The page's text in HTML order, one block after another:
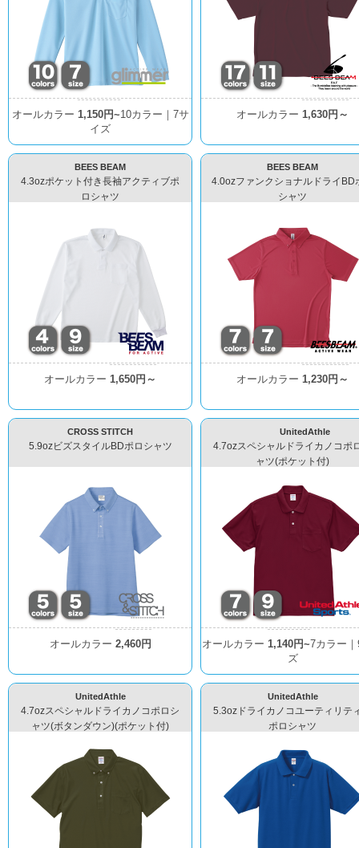
オールカラー 1,150円~10カラー｜7サ
イズ
オールカラー 1,630円～
BEES BEAM
4.3ozポケット付き長袖アクティブポ
ロシャツ
オールカラー 1,650円～
BEES BEAM
4.0ozファンクショナルドライBD
シャツ
オールカラー 1,230円～
CROSS STITCH
5.9ozビズスタイルBDポロシャツ
オールカラー 2,460円
UnitedAthle
4.7ozスペシャルドライカノコポ
ャツ(ポケット付)
オールカラー 1,140円~7カラー
ズ
UnitedAthle
4.7ozスペシャルドライカノコポロシ
ャツ(ボタンダウン)(ポケット付)
UnitedAthle
5.3ozドライカノコユーティリテ
ポロシャツ